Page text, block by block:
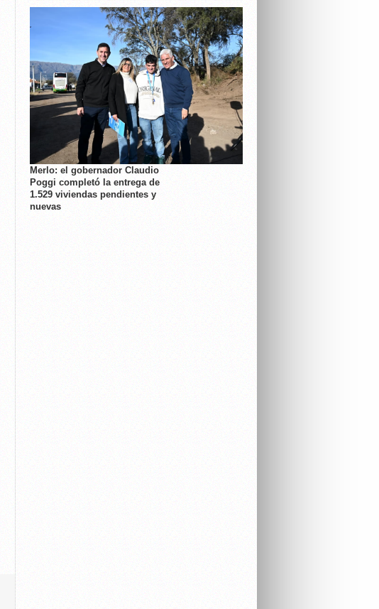
Merlo: el gobernador Claudio
Poggi completó la entrega de
1.529 viviendas pendientes y
nuevas